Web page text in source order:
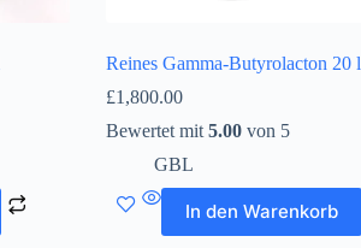
Reines Gamma-Butyrolacton 20 l
£1,800.00
Bewertet mit 5.00von 5
GBL
In den Warenkorb